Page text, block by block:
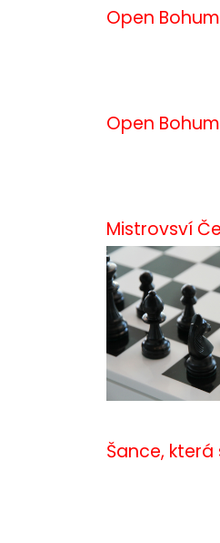
Open
Open
Mistrovsví
Šance,